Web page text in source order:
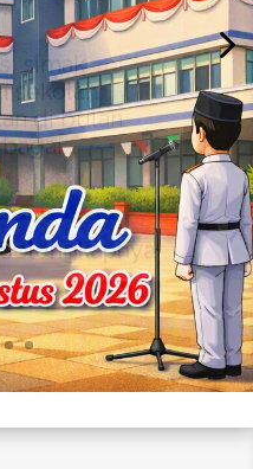
simak
sekolah
di bulan
Selengkapnya